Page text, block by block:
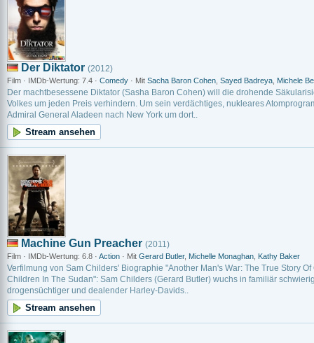
Der Diktator (2012)
Film · IMDb-Wertung: 7.4 · Comedy · Mit Sacha Baron Cohen Sayed Badreya Michele
Der machtbesessene Diktator (Sasha Baron Cohen) will die drohende
Volkes um jeden Preis verhindern. Um sein verdächtiges, nukleares
Admiral General Aladeen nach New York um dort..
Stream ansehen
Machine Gun Preacher (2011)
Film · IMDb-Wertung: 6.8 · Action · Mit Gerard Butler, Michelle Monaghan Kathy Baker
Verfilmung von Sam Childers' Biographie "Another Man's War: The True Story Of
Children In The Sudan": Sam Childers (Gerard Butler) wuchs in familiär
drogensüchtiger und dealender Harley-Davids..
Stream ansehen